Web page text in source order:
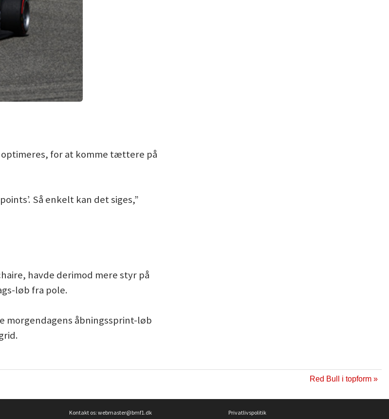
for at komme tættere på
Så enkelt kan det siges,”
havde derimod mere styr på
løb fra pole.
åbningssprint-løb
Red Bull i topform »
Kontakt os: webmaster@bmf1.dk
Privatlivspolitik